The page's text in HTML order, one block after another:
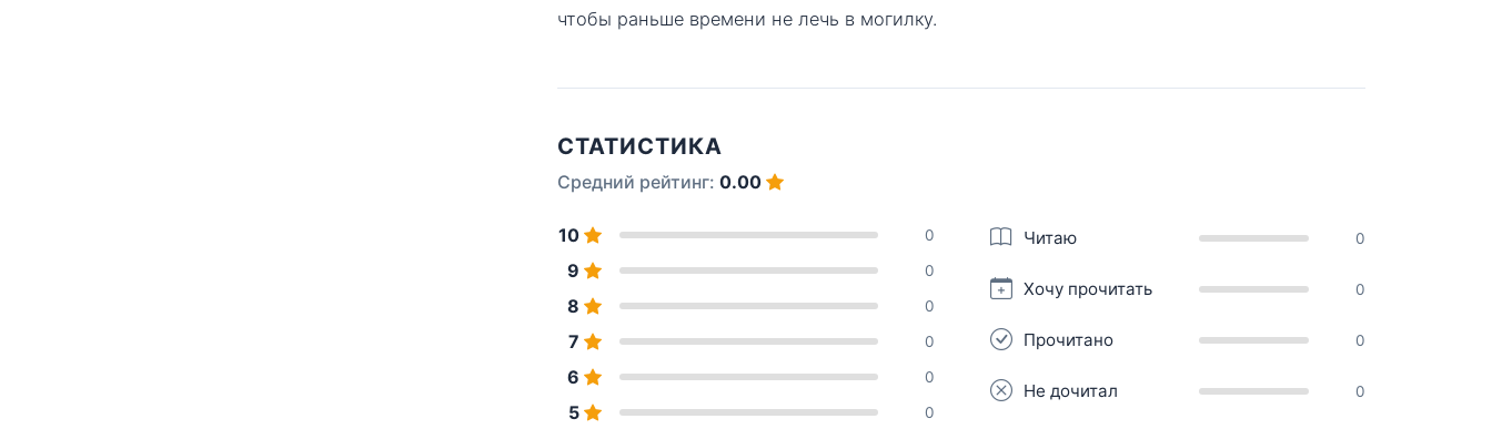
чтобы раньше времени не лечь в могилку.
СТАТИСТИКА
Средний рейтинг: 0.00
10 0
9 0
8 0
7 0
6 0
5 0
Читаю 0
Хочу прочитать 0
Прочитано 0
Не дочитал 0